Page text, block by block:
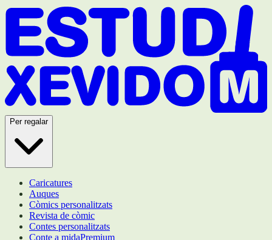
Per regalar
Caricatures
Auques
Còmics personalitzats
Revista de còmic
Contes personalitzats
Conte a midaPremium